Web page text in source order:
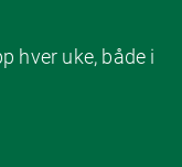
hver uke, både i